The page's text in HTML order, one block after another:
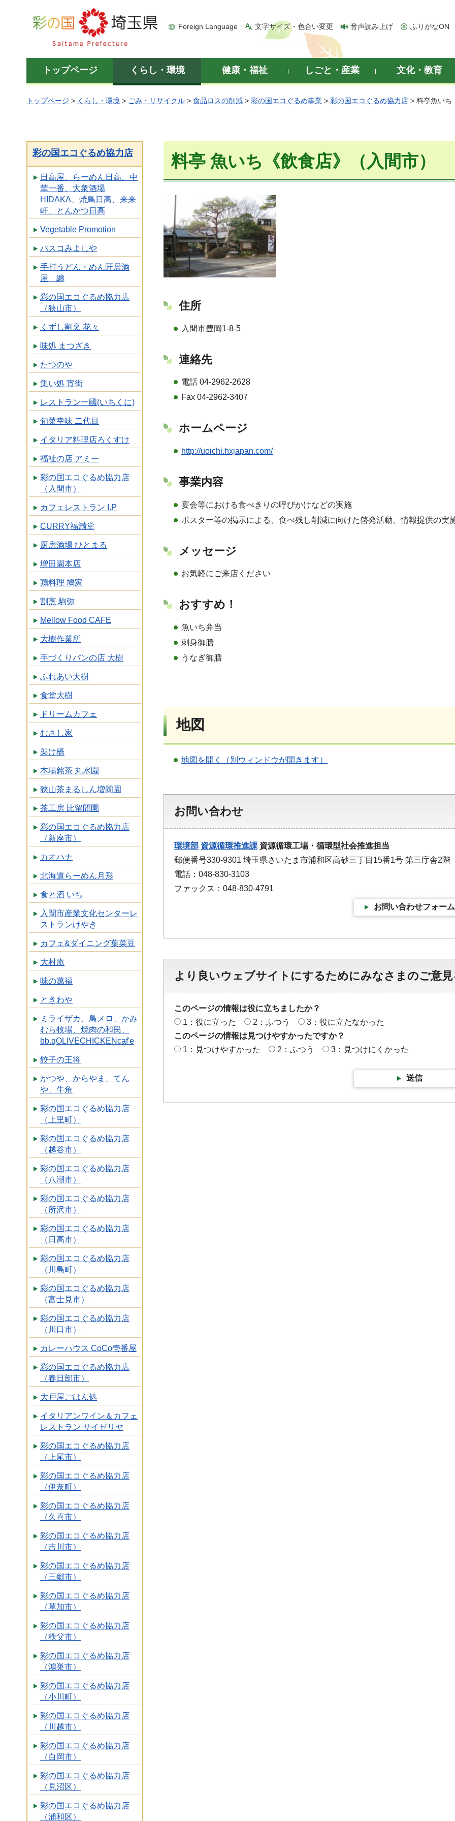
彩の国 埼玉県
Foreign Language 文字サイズ・色合い変更 音声読み上げ ふりがなON
トップページ くらし・環境 健康・福祉 しごと・産業 文化・教育
トップページ > くらし・環境 > ごみ・リサイクル > 食品ロスの削減 > 彩の国エコぐるめ事業 > 彩の国エコぐるめ協力店 > 料亭魚いち
彩の国エコぐるめ協力店
日高屋、らーめん日高、中
華一番、大衆酒場
HIDAKA、焼鳥日高、来来
軒、とんかつ日高
Vegetable Promotion
パスコみよしや
手打うどん・めん匠居酒
屋 纏
彩の国エコぐるめ協力店
（狭山市）
くずし割烹 花々
味処 まつざき
たつのや
集い処 宵街
レストラン一國(いちくに)
旬菜幸味 二代目
イタリア料理店ろくすけ
福祉の店 アミー
彩の国エコぐるめ協力店
（入間市）
カフェレストラン I.P
CURRY福満堂
厨房酒場 ひとまる
増田園本店
鶏料理 鳩家
割烹 駒弥
Mellow Food CAFE
大樹作業所
手づくりパンの店 大樹
ふれあい大樹
食堂大樹
ドリームカフェ
むさし家
架け橋
本場銘茶 丸水園
狭山茶まるしん増岡園
茶工房 比留間園
彩の国エコぐるめ協力店
（新座市）
カオハナ
北海道らーめん月形
食と酒 いち
入間市産業文化センターレ
ストランけやき
カフェ&ダイニング葉菜豆
大村庵
味の萬福
ときわや
ミライザカ、鳥メロ、かみ
むら牧場、焼肉の和民、
bb.qOLIVECHICKENcaf'e
餃子の王将
かつや、からやま、てん
や、牛角
彩の国エコぐるめ協力店
（上里町）
彩の国エコぐるめ協力店
（越谷市）
彩の国エコぐるめ協力店
（八潮市）
彩の国エコぐるめ協力店
（所沢市）
彩の国エコぐるめ協力店
（日高市）
彩の国エコぐるめ協力店
（川島町）
彩の国エコぐるめ協力店
（富士見市）
彩の国エコぐるめ協力店
（川口市）
カレーハウス CoCo壱番屋
彩の国エコぐるめ協力店
（春日部市）
大戸屋ごはん処
イタリアンワイン＆カフェ
レストラン サイゼリヤ
彩の国エコぐるめ協力店
（上尾市）
彩の国エコぐるめ協力店
（伊奈町）
彩の国エコぐるめ協力店
（久喜市）
彩の国エコぐるめ協力店
（吉川市）
彩の国エコぐるめ協力店
（三郷市）
彩の国エコぐるめ協力店
（草加市）
彩の国エコぐるめ協力店
（秩父市）
彩の国エコぐるめ協力店
（鴻巣市）
彩の国エコぐるめ協力店
（小川町）
彩の国エコぐるめ協力店
（川越市）
彩の国エコぐるめ協力店
（白岡市）
彩の国エコぐるめ協力店
（見沼区）
彩の国エコぐるめ協力店
（浦和区）
料亭 魚いち《飲食店》（入間市）
住所
入間市豊岡1-8-5
連絡先
電話 04-2962-2628
Fax 04-2962-3407
ホームページ
http://uoichi.hxjapan.com/
事業内容
宴会等における食べきりの呼びかけなどの実施
ポスター等の掲示による、食べ残し削減に向けた啓発活動、情報提供の実
メッセージ
お気軽にご来店ください
おすすめ！
魚いち弁当
刺身御膳
うなぎ御膳
地図
地図を開く（別ウィンドウが開きます）
お問い合わせ
環境部 資源循環推進課 資源循環工場・循環型社会推進担当
郵便番号330-9301 埼玉県さいたま市浦和区高砂三丁目15番1号 第三庁舎2階
電話：048-830-3103
ファックス：048-830-4791
お問い合わせフォーム
より良いウェブサイトにするためにみなさまのご意
このページの情報は役に立ちましたか？
1：役に立った
2：ふつう
3：役に立たなかった
このページの情報は見つけやすかったですか？
1：見つけやすかった
2：ふつう 3：見つけにくかった
送信